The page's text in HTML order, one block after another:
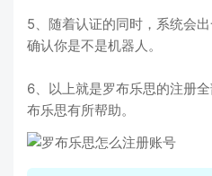
5、随着认证的同时，系统会
确认你是不是机器人。
6、以上就是罗布乐思的注册
布乐思有所帮助。